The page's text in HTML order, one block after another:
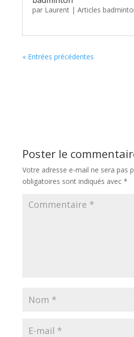
par Laurent| Articles
« Entrées précédentes
Poster le
Votre adresse e-mail ne sera pas
obligatoires sont indiqués avec *